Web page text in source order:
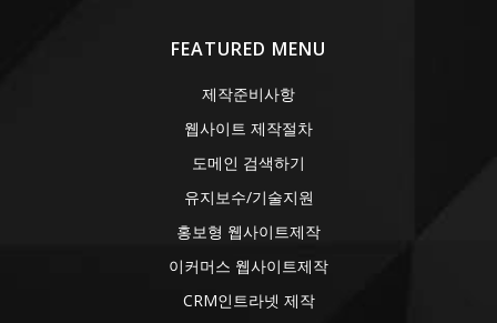
FEATURED MENU
제작준비사항
웹사이트 제작절차
도메인 검색하기
유지보수/기술지원
홍보형 웹사이트제작
이커머스 웹사이트제작
CRM인트라넷 제작